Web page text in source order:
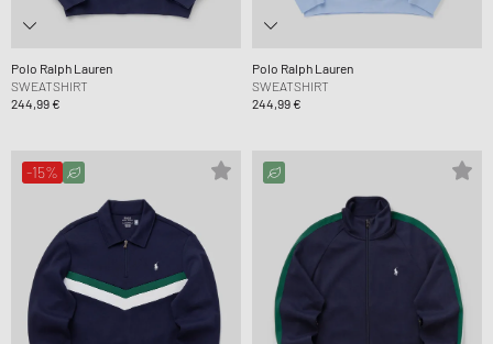
Polo Ralph Lauren
SWEATSHIRT
244,99 €
Polo Ralph Lauren
SWEATSHIRT
244,99 €
-15%